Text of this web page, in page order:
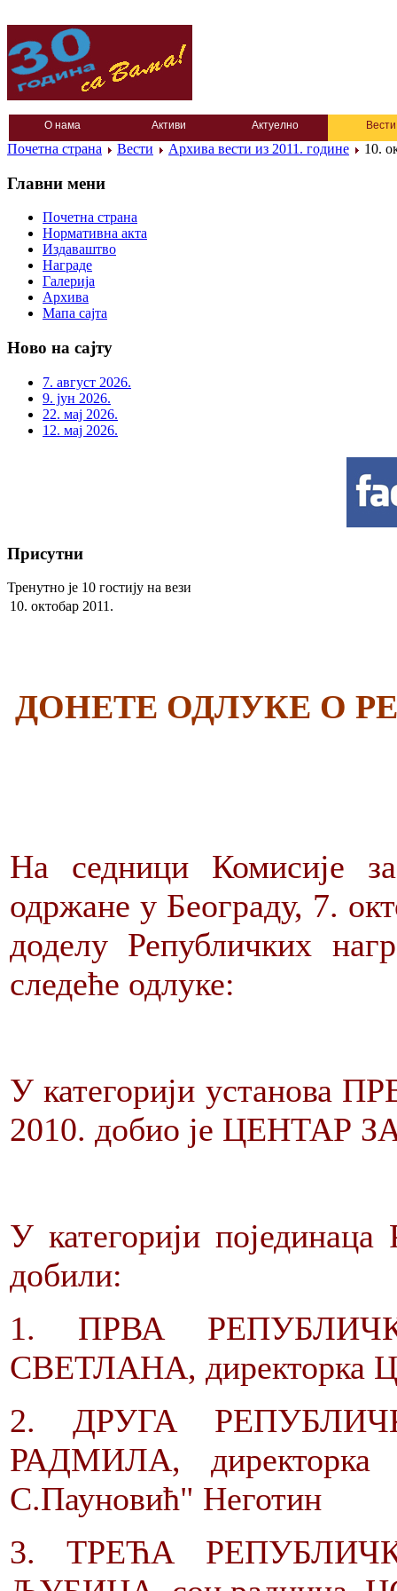
О нама Активи Актуелно Вести
Почетна страна Вести Архива вести из 2011. године 10.
Главни мени
Почетна страна
Нормативна акта
Издаваштво
Награде
Галерија
Архива
Мапа сајта
Ново на сајту
7. август 2026.
9. јун 2026.
22. мај 2026.
12. мај 2026.
Присутни
Тренутно је 10 гостију на вези
10. октобар 2011.
ДОНЕТЕ ОДЛУКЕ О
На седници Комисије
одржане у Београду, 7.
доделу Републичких
следеће одлуке:
У категорији
2010. добио је
У категорији
добили:
1. ПРВА
СВЕТЛАНА, директорка
2. ДРУГА
РАДМИЛА,
С.Пауновић" Неготин
3. ТРЕЋА